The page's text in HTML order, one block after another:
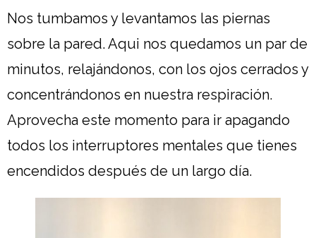
Nos tumbamos y levantamos las piernas
sobre la pared. Aqui nos quedamos un par de
minutos, relajándonos, con los ojos cerrados y
concentrándonos en nuestra respiración.
Aprovecha este momento para ir apagando
todos los interruptores mentales que tienes
encendidos después de un largo día.